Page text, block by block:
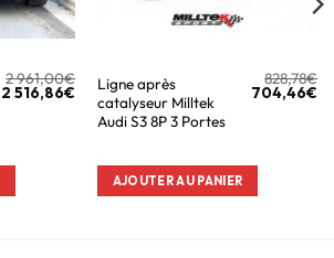
2 961,00€
2 516,86€
Ligne après
catalyseur Milltek
Audi S3 8P 3 Portes
828,78€
704,46€
AJOUTER AU PANIER